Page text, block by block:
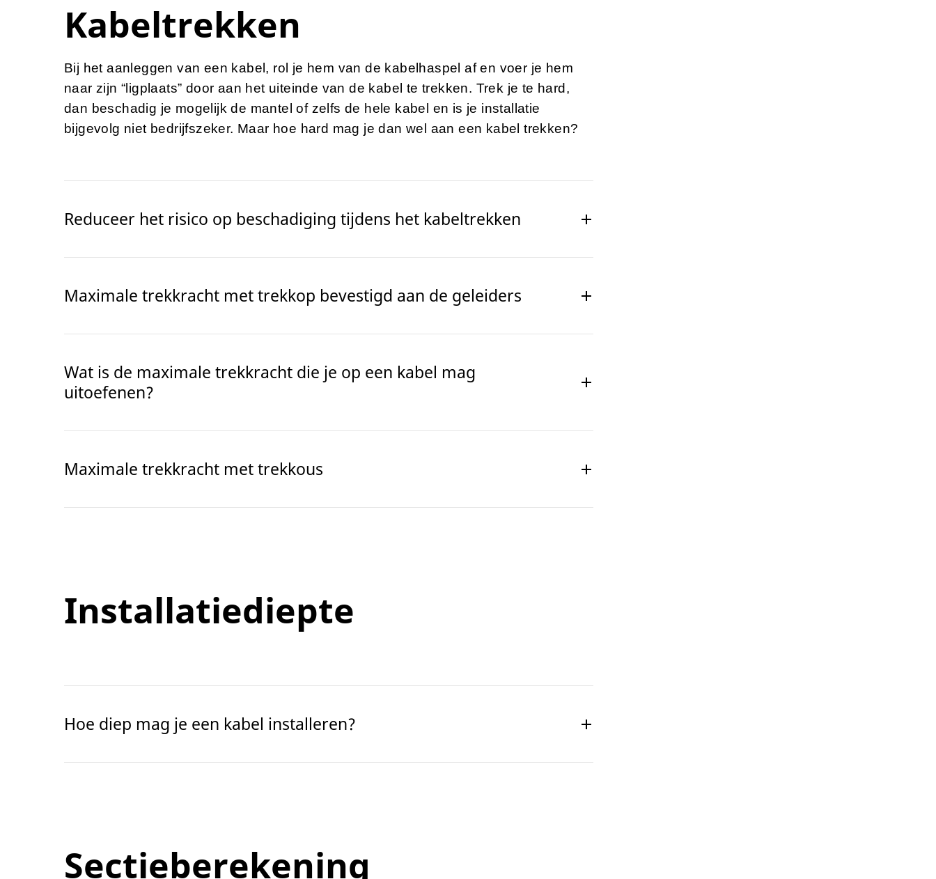
Kabeltrekken
Bij het aanleggen van een kabel, rol je hem van de kabelhaspel af en voer je hem
naar zijn “ligplaats” door aan het uiteinde van de kabel te trekken. Trek je te hard,
dan beschadig je mogelijk de mantel of zelfs de hele kabel en is je installatie
bijgevolg niet bedrijfszeker. Maar hoe hard mag je dan wel aan een kabel trekken?
Reduceer het risico op beschadiging tijdens het kabeltrekken
Maximale trekkracht met trekkop bevestigd aan de geleiders
Wat is de maximale trekkracht die je op een kabel mag
uitoefenen?
Maximale trekkracht met trekkous
Installatiediepte
Hoe diep mag je een kabel installeren?
Sectieberekening